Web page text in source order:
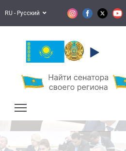
RU - Русский